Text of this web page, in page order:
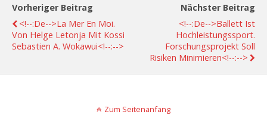
Vorheriger Beitrag
<!--:de-->La Mer En Moi.
Von Helge Letonja Mit Kossi
Sebastien A. Wokawui<!--:-->
Nächster Beitrag
<!--:de-->Ballett Ist
Hochleistungssport.
Forschungsprojekt Soll
Risiken Minimieren<!--:-->
Zum Seitenanfang